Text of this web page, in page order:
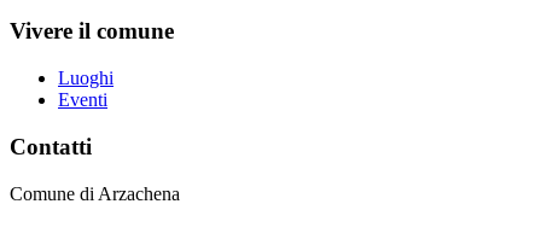
Vivere il comune
Luoghi
Eventi
Contatti
Comune di Arzachena